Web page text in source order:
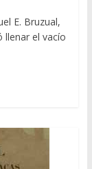
E. Bruzual,
llenar el vacío